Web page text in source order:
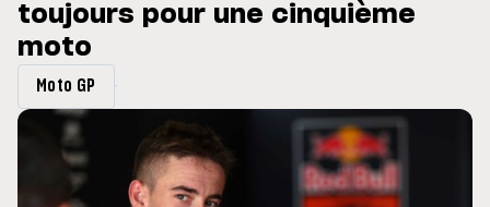
: Horaires et
du GP de Grande-
MOTO GP
toujours pour une cinquième
moto
Moto GP